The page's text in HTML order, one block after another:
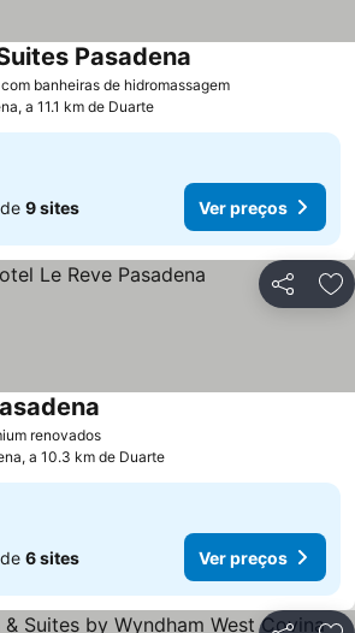
banheiras de hidromassagemVer preços
Pasadena
a 11.1 km de Duarte
9 sites Ver preços
Partilhar
renovadosVer preços
a 10.3 km de Duarte
6 sites Ver preços